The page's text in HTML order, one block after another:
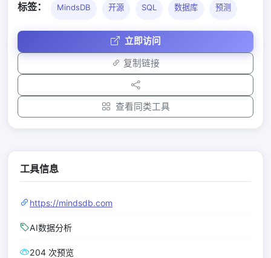
标签： MindsDB 开源 SQL 数据库 预测
立即访问
复制链接
查看同类工具
工具信息
https://mindsdb.com
AI数据分析
204 次预览